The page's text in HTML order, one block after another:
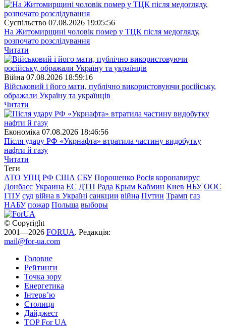
Суспiльство 07.08.2026 19:05:56
На Житомирщині чоловік помер у ТЦК після медогляду,
розпочато розслідування
Читати
Війна 07.08.2026 18:59:16
Військовий і його мати, публічно використовуючи російську,
ображали Україну та українців
Читати
Економіка 07.08.2026 18:46:56
Після удару РФ «Укрнафта» втратила частину видобутку
нафти й газу
Читати
Теги
АТО УПЦ РФ США СБУ Порошенко Росія коронавирус
Донбасс Украина ЕС ДТП Рада Крым Кабмин Киев НБУ ООС
ГПУ суд війна в Україні санкции війна Путин Трамп газ
НАБУ пожар Польша выборы
© Copyright
2001—2026 FORUA. Редакція:
mail@for-ua.com
Головне
Рейтинги
Точка зору
Енергетика
Інтерв’ю
Столиця
Дайджест
TOP For UA